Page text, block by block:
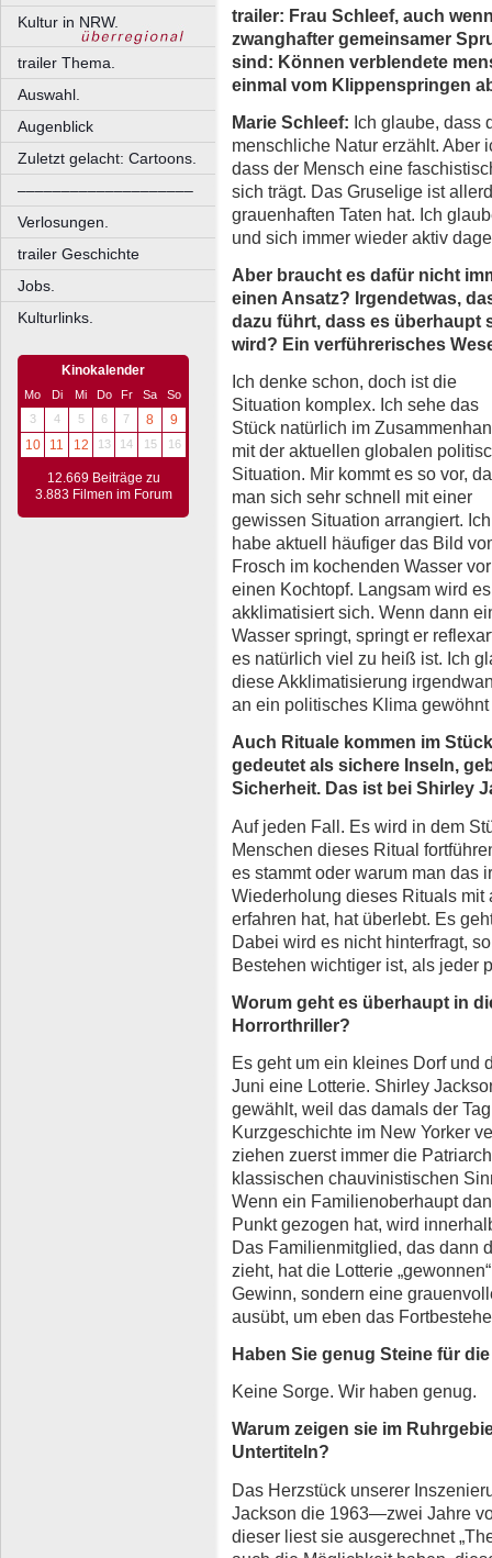
Kultur in NRW.
trailer Thema.
Auswahl.
Augenblick
Zuletzt gelacht: Cartoons.
––––––––––––––––––––
Verlosungen.
trailer Geschichte
Jobs.
Kulturlinks.
Kinokalender
Mo Di Mi Do Fr Sa
So
3
4 5 6 7 8
9
10
11 12 13 14 15 16
12.669 Beiträge zu
3.883 Filmen im Forum
trailer: Frau Schleef, auch
zwanghafter gemeinsamer
sind: Können verblendete
einmal vom Klippenspringen
Marie Schleef: Ich glaube, dass
menschliche Natur erzählt. Aber
dass der Mensch eine
sich trägt. Das Gruselige ist
grauenhaften Taten hat. Ich
und sich immer wieder aktiv
Aber braucht es dafür nicht
einen Ansatz? Irgendetwas,
dazu führt, dass es überhaupt
wird? Ein verführerisches
Ich denke schon, doch ist die
Situation komplex. Ich sehe das
Stück natürlich im
mit der aktuellen globalen
Situation. Mir kommt es so vor,
man sich sehr schnell mit einer
gewissen Situation arrangiert. Ich
habe aktuell häufiger das Bild
Frosch im kochenden Wasser
einen Kochtopf. Langsam wird
akklimatisiert sich. Wenn dann
Wasser springt, springt er
es natürlich viel zu heiß ist. Ich
diese Akklimatisierung
an ein politisches Klima gewöhnt
Auch Rituale kommen im
gedeutet als sichere Inseln,
Sicherheit. Das ist bei Shirley
Auf jeden Fall. Es wird in dem
Menschen dieses Ritual
es stammt oder warum man das
Wiederholung dieses Rituals
erfahren hat, hat überlebt. Es
Dabei wird es nicht hinterfragt,
Bestehen wichtiger ist, als jeder
Worum geht es überhaupt in
Horrorthriller?
Es geht um ein kleines Dorf und
Juni eine Lotterie. Shirley
gewählt, weil das damals der
Kurzgeschichte im New Yorker
ziehen zuerst immer die
klassischen chauvinistischen
Wenn ein Familienoberhaupt
Punkt gezogen hat, wird
Das Familienmitglied, das dann
zieht, hat die Lotterie
Gewinn, sondern eine
ausübt, um eben das
Haben Sie genug Steine für
Keine Sorge. Wir haben genug.
Warum zeigen sie im
Untertiteln?
Das Herzstück unserer
Jackson die 1963—zwei Jahre
dieser liest sie ausgerechnet